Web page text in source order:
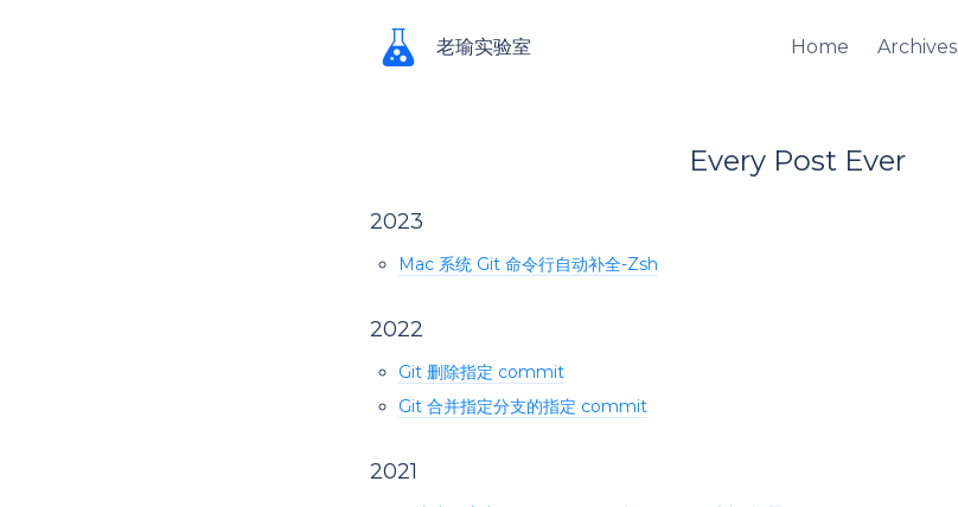
老瑜实验室 Home Archives
Every Post Ever
2023
Mac 系统 Git 命令行自动补全-Zsh
2022
Git 删除指定 commit
Git 合并指定分支的指定 commit
2021